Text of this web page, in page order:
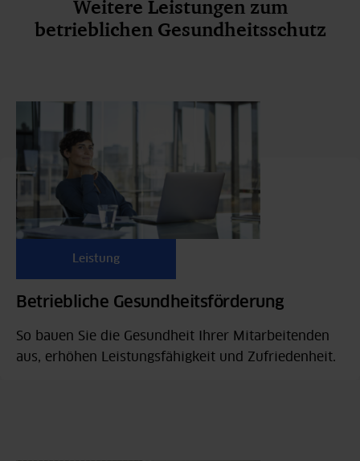
Weitere Leistungen zum
betrieblichen Gesundheitsschutz
Leistung
Betriebliche Gesundheitsförderung
So bauen Sie die Gesundheit Ihrer Mitarbeitenden
aus, erhöhen Leistungsfähigkeit und Zufriedenheit.